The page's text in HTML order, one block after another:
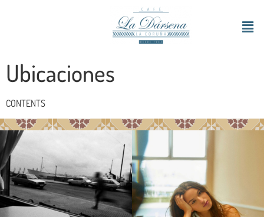
Ubicaciones
CONTENTS